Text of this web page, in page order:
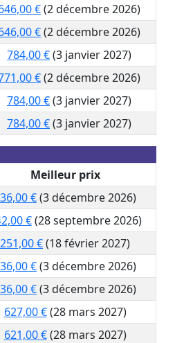
€(2 décembre 2026)
€(2 décembre 2026)
784,00 €(3 janvier 2027)
€(2 décembre 2026)
784,00 €(3 janvier 2027)
784,00 €(3 janvier 2027)
Meilleur prix
€(3 décembre 2026)
€(28 septembre 2026)
251,00 €(18 février 2027)
€(3 décembre 2026)
€(3 décembre 2026)
627,00 €(28 mars 2027)
621,00 €(28 mars 2027)